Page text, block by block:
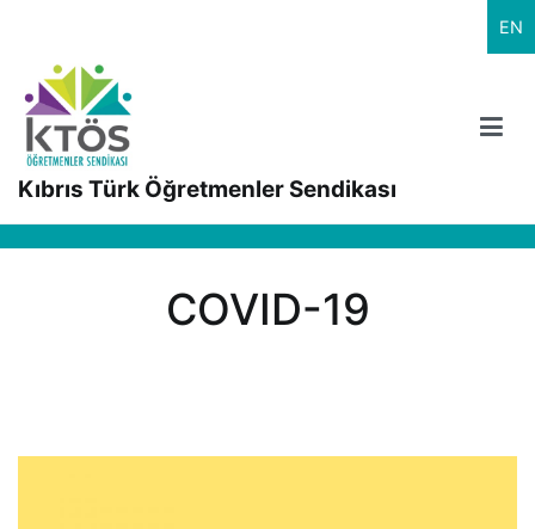
EN
Kıbrıs Türk Öğretmenler Sendikası
COVID-19